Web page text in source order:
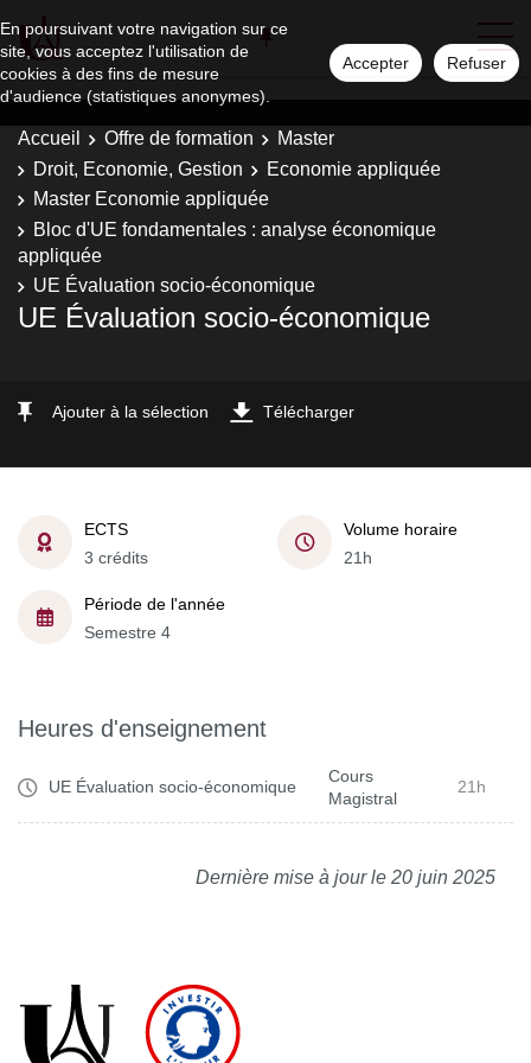
En poursuivant votre navigation sur ce
site, vous acceptez l'utilisation de
cookies à des fins de mesure
d'audience (statistiques anonymes).
Accepter Refuser
Accueil Offre de formation
Master
Droit, Economie, Gestion
Economie appliquée
Master Economie appliquée
Bloc d'UE fondamentales : analyse économique
appliquée
UE Évaluation socio-économique
UE Évaluation socio-économique
Ajouter à la sélection Télécharger
ECTS
3 crédits
Volume horaire
21h
Période de l'année
Semestre 4
Heures d'enseignement
UE Évaluation socio-économique
Cours
Magistral
21h
Dernière mise à jour le 20 juin 2025